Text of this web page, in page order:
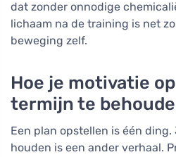
dat zonder onnodige
lichaam na de training is net
beweging zelf.
Hoe je motivatie
termijn te
Een plan opstellen is één ding.
houden is een ander verhaal.